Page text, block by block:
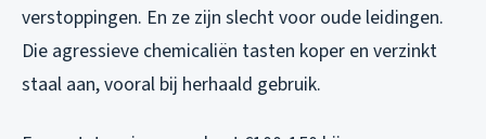
verstoppingen. En ze zijn slecht voor oude leidingen.
Die agressieve chemicaliën tasten koper en verzinkt
staal aan, vooral bij herhaald gebruik.